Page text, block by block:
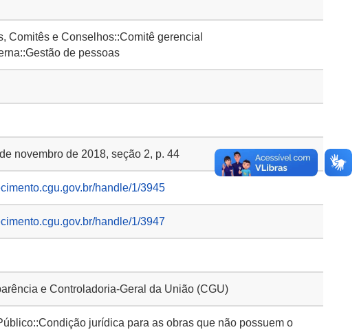
Comitês e Conselhos::Comitê gerencial
de pessoas
novembro de 2018, seção 2, p. 44
handle/1/3945
handle/1/3947
e Controladoria-Geral da União (CGU)
jurídica para as obras que não possuem o